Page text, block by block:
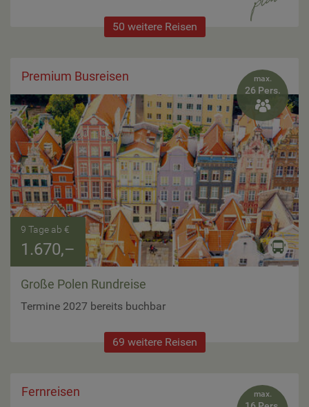
50 weitere Reisen
max.
26 Pers.

Premium Busreisen
9 Tage ab €
1.670,–
Große Polen Rundreise
Termine 2027 bereits buchbar
69 weitere Reisen
max.
Fernreisen